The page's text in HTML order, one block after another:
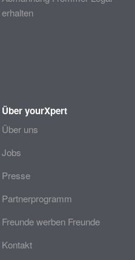
erhalten
Über yourXpert
Über uns
Jobs
Presse
Partnerprogramm
Freunde werben Freunde
Kontakt